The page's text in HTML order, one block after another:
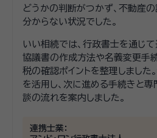
どうかの判断がつかず、不動産
分からない状況でした。
いい相続では、行政書士を通じて
協議書の作成方法や名義変更手
税の確認ポイントを整理しました
を活用し、次に進める手続きと専
談の流れを案内しました。
連携士業：